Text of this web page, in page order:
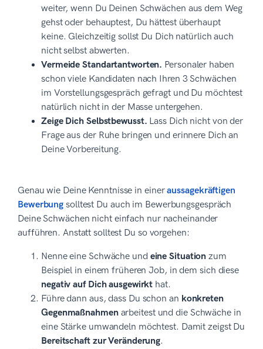
weiter, wenn Du Deinen Schwächen aus dem Weg
gehst oder behauptest, Du hättest überhaupt
keine. Gleichzeitig sollst Du Dich natürlich auch
nicht selbst abwerten.
Vermeide Standartantworten. Personaler haben
schon viele Kandidaten nach Ihren 3 Schwächen
im Vorstellungsgespräch gefragt und Du möchtest
natürlich nicht in der Masse untergehen.
Zeige Dich Selbstbewusst. Lass Dich nicht von der
Frage aus der Ruhe bringen und erinnere Dich an
Deine Vorbereitung.
Genau wie Deine Kenntnisse in eineraussagekräftigen
Bewerbung solltest Du auch im Bewerbungsgespräch
Deine Schwächen nicht einfach nur nacheinander
aufführen. Anstatt solltest Du so vorgehen:
Nenne eine Schwäche und eine Situation zum
Beispiel in einem früheren Job, in dem sich diese
negativ auf Dich ausgewirkt hat.
Führe dann aus, dass Du schon an konkreten
Gegenmaßnahmenarbeitest und die Schwäche in
eine Stärke umwandeln möchtest. Damit zeigst Du
Bereitschaft zur Veränderung.